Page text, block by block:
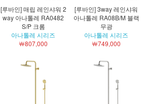
[루바인] 매립 레인샤워 2
way 아나톨레 RA0482
S/P 크롬
아나톨레 시리즈
￦807,000
[루바인] 3way 레인샤워
아나톨레 RA08B/M 블랙
무광
아나톨레 시리즈
￦749,000